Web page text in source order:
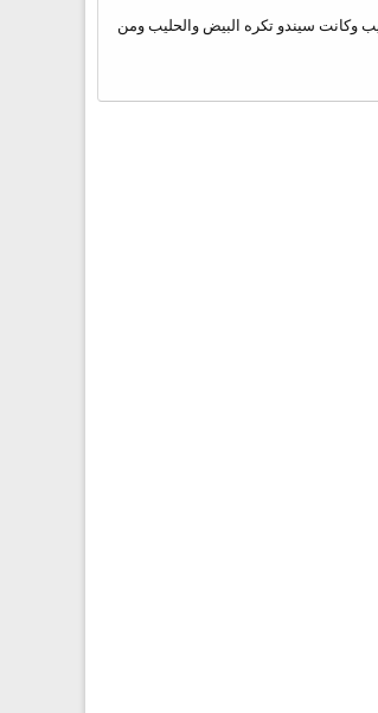
وكانت سيندو تكره البيض والحليب ومن